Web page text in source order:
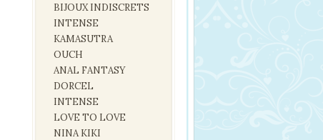
BIJOUX INDISCRETS
INTENSE
KAMASUTRA
OUCH
ANAL FANTASY
DORCEL
INTENSE
LOVE TO LOVE
NINA KIKI